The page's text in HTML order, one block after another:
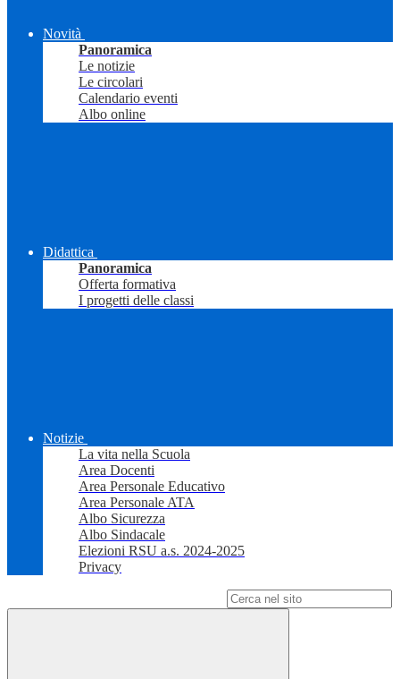
Novità
Panoramica
Le notizie
Le circolari
Calendario eventi
Albo online
Didattica
Panoramica
Offerta formativa
I progetti delle classi
Notizie
La vita nella Scuola
Area Docenti
Area Personale Educativo
Area Personale ATA
Albo Sicurezza
Albo Sindacale
Elezioni RSU a.s. 2024-2025
Privacy